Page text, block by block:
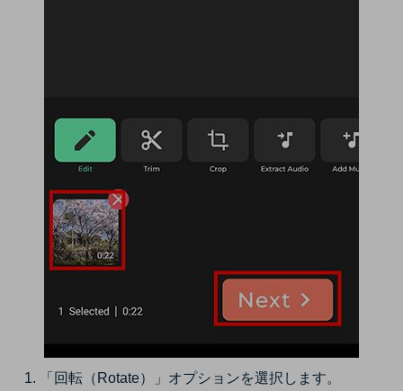
「回転（Rotate）」オプションを選択します。